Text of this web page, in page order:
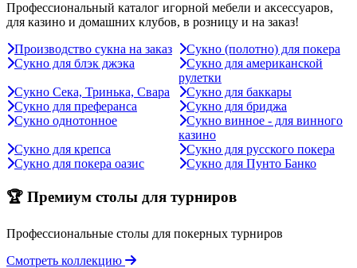
Профессиональный каталог игорной мебели и аксессуаров,
для казино и домашних клубов, в розницу и на заказ!
Производство сукна на заказ
Сукно (полотно) для покера
Сукно для блэк джэка
Сукно для американской
рулетки
Сукно Сека, Тринька, Свара
Сукно для баккары
Сукно для преферанса
Сукно для бриджа
Сукно однотонное
Сукно винное - для винного
казино
Сукно для крепса
Сукно для русского покера
Сукно для покера оазис
Сукно для Пунто Банко
🏆 Премиум столы для турниров
Профессиональные столы для покерных турниров
Смотреть коллекцию